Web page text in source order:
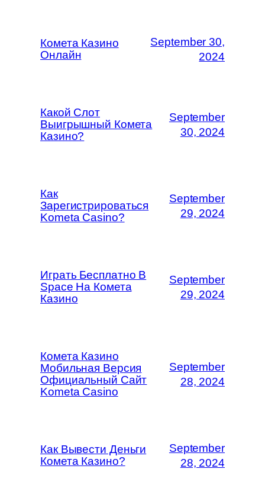
Комета Казино
Онлайн
September 30,
2024
Какой Слот
Выигрышный Комета
Казино?
September
30, 2024
Как
Зарегистрироваться
Kometa Casino?
September
29, 2024
Играть Бесплатно В
Space На Комета
Казино
September
29, 2024
Комета Казино
Мобильная Версия
Официальный Сайт
Kometa Casino
September
28, 2024
Как Вывести Деньги
Комета Казино?
September
28, 2024